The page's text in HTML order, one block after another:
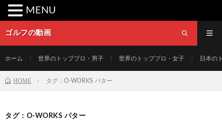
ゴルフの動画
ホーム 世界のトッププロ・男子 世界のトッププロ・女子 日本の
HOME タグ：O-WORKS パター
タグ：O-WORKS パター
MENU